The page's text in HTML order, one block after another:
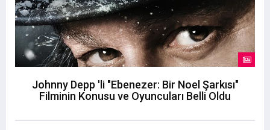
Johnny Depp 'li "Ebenezer: Bir Noel Şarkısı"
Filminin Konusu ve Oyuncuları Belli Oldu